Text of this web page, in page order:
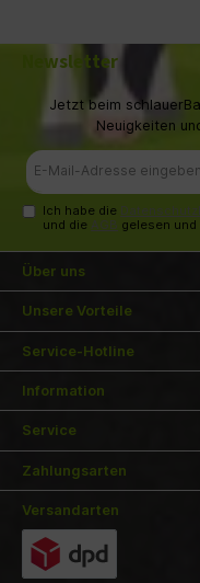
Newsletter
Jetzt beim
Neuigkeiten
Ich habe die
und die AGB gelesen
Über uns
Unsere Vorteile
Service-Hotline
Information
Service
Zahlungsarten
Versandarten